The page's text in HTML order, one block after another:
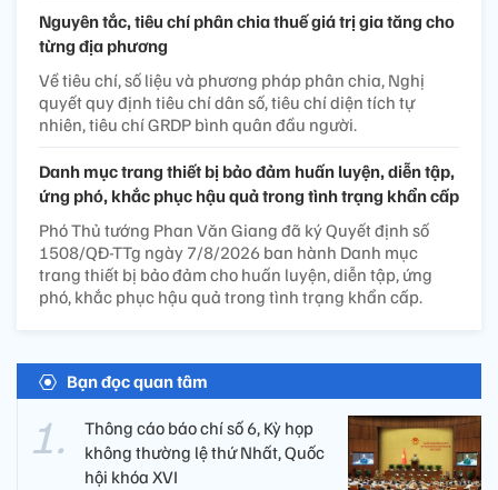
Nguyên tắc, tiêu chí phân chia thuế giá trị gia tăng cho
từng địa phương
Về tiêu chí, số liệu và phương pháp phân chia, Nghị
quyết quy định tiêu chí dân số, tiêu chí diện tích tự
nhiên, tiêu chí GRDP bình quân đầu người.
Danh mục trang thiết bị bảo đảm huấn luyện, diễn tập,
ứng phó, khắc phục hậu quả trong tình trạng khẩn cấp
Phó Thủ tướng Phan Văn Giang đã ký Quyết định số
1508/QĐ-TTg ngày 7/8/2026 ban hành Danh mục
trang thiết bị bảo đảm cho huấn luyện, diễn tập, ứng
phó, khắc phục hậu quả trong tình trạng khẩn cấp.
Bạn đọc quan tâm
Thông cáo báo chí số 6, Kỳ họp
không thường lệ thứ Nhất, Quốc
hội khóa XVI